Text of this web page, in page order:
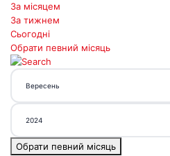
За місяцем
За тижнем
Сьогодні
Обрати певний місяць
Обрати певний місяць